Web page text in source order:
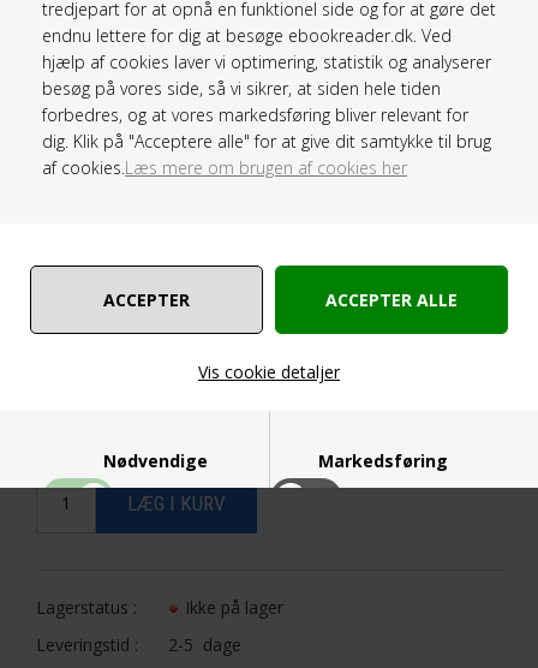
tredjepart for at opnå en funktionel side og for at gøre det
endnu lettere for dig at besøge ebookreader.dk. Ved
hjælp af cookies laver vi optimering, statistik og analyserer
besøg på vores side, så vi sikrer, at siden hele tiden
forbedres, og at vores markedsføring bliver relevant for
dig. Klik på "Acceptere alle" for at give dit samtykke til brug
af cookies. Læs mere om brugen af cookies her
Vis cookie detaljer
Nødvendige Markedsføring
Funktionelle
Let og kompakt:Tilføjer minimal vægt og fylde,
perfekt til at have med på farten.
Kan bruges sammen med:
Onyx BOOX Go Serien i 6"
Onyx BOOX Poke 5
1Stk
(Før349,00)
Lagerstatus :
Ikke på lager
Leveringstid :
2-5 dage